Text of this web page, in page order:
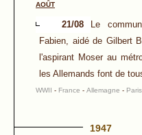
AOÛT
21/08
Le
Fabien, aidé de Gilbert
l'aspirant Moser au
les Allemands font de
WWII - France - Allemagne - Paris
1947